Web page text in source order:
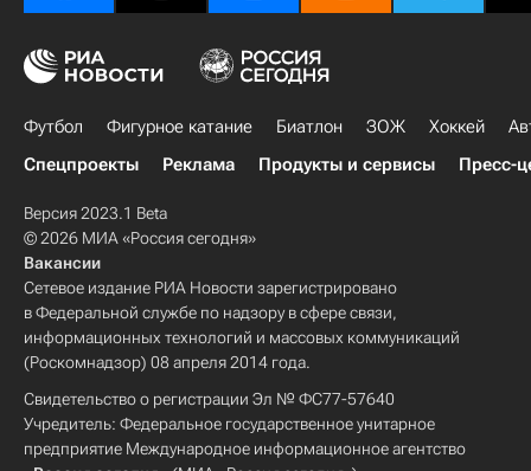
Футбол Фигурное катание Биатлон ЗОЖ Хоккей
Спецпроекты
Реклама Продукты и сервисы Пресс-
Версия 2023.1 Beta
© 2026 МИА «Россия сегодня»
Вакансии
Сетевое издание РИА Новости зарегистрировано
в Федеральной службе по надзору в сфере связи,
информационных технологий и массовых коммуникаций
(Роскомнадзор) 08 апреля 2014 года.
Свидетельство о регистрации Эл № ФС77-57640
Учредитель: Федеральное государственное унитарное
предприятие Международное информационное агентство